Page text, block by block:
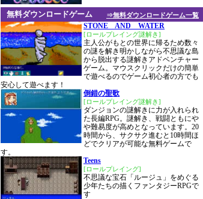
⇒無料ダウンロードゲーム一覧
無料ダウンロードゲーム
STONE AND WATER
[ロールプレイング謎解き]
主人公がもとの世界に帰るため数々
の謎を解き明かしながら不思議な島
から脱出する謎解きアドベンチャー
ゲーム。マウスクリックだけの簡単
で遊べるのでゲーム初心者の方でも
安心して遊べます！
倒錯の聖歌
[ロールプレイング謎解き]
ダンジョンの謎解きに力が入れられ
た長編RPG。謎解き、戦闘ともにや
や難易度が高めとなっています。20
時間から、サクサク進むと10時間ほ
どでクリアが可能な無料ゲームで
す。
Teens
[ロールプレイング]
不思議な宝石「ルージュ」をめぐる
少年たちの描くファンタジーRPGで
す